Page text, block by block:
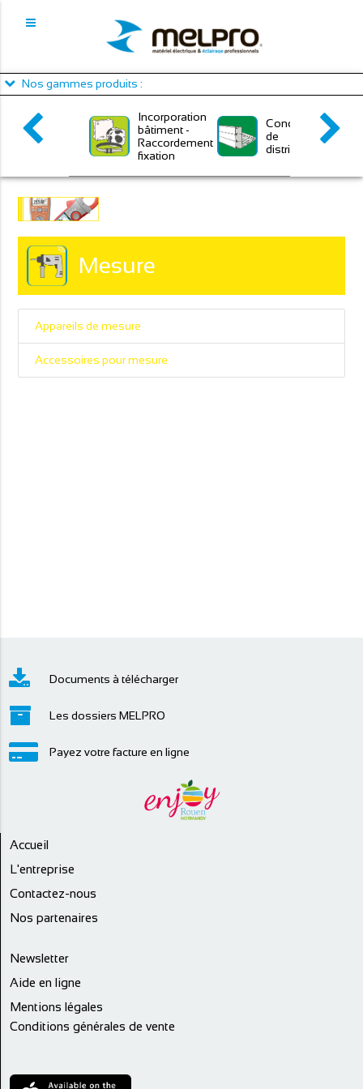
Nos gammes produits :
Incorporation
bâtiment -
Raccordement
fixation
Conduits
de
distribution
Mesure
Appareils de mesure
Accessoires pour mesure
Documents à télécharger
Les dossiers MELPRO
Payez votre facture en ligne
Accueil
L'entreprise
Contactez-nous
Nos partenaires
Newsletter
Aide en ligne
Mentions légales
Conditions générales de vente